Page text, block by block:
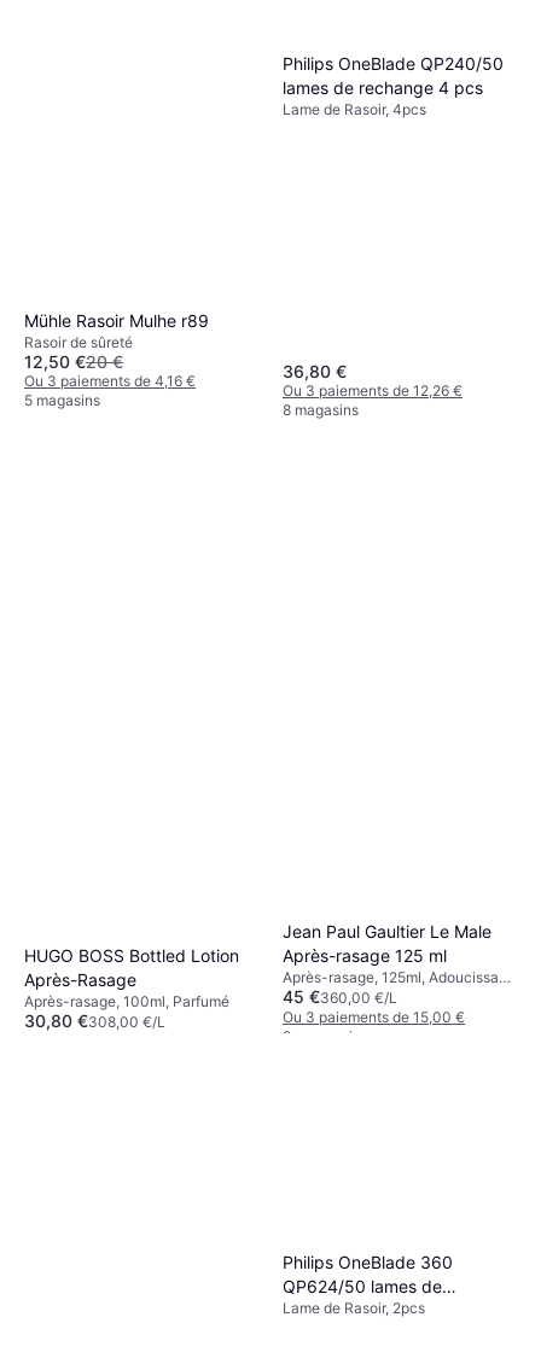
Mühle Rasoir Mulhe r89
Rasoir de sûreté
12,50 €20 €
Ou 3 paiements de 4,16 €
5 magasins
Philips OneBlade QP240/50
lames de rechange 4 pcs
Lame de Rasoir, 4pcs
36,80 €
Ou 3 paiements de 12,26 €
8 magasins
HUGO BOSS Bottled Lotion
Après-Rasage
Après-rasage, 100ml, Parfumé
30,80 €308,00 €/L
Jean Paul Gaultier Le Male
Après-rasage 125 ml
Après-rasage, 125ml, Adoucissant,
Apaisant, Parfumé
45 €360,00 €/L
Ou 3 paiements de 15,00 €
9+ magasins
Philips OneBlade 360
QP624/50 lames de
rechange for OneBlade 360
Lame de Rasoir, 2pcs